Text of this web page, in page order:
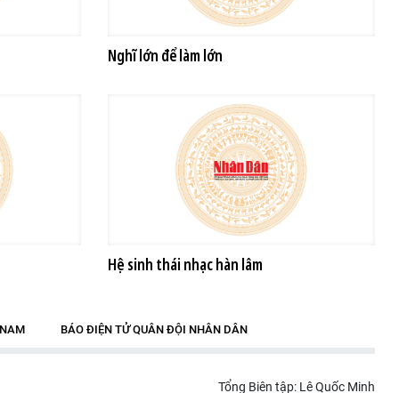
Nghĩ lớn để làm lớn
Hệ sinh thái nhạc hàn lâm
BÁO ĐIỆN TỬ QUÂN ĐỘI NHÂN DÂN
Tổng Biên tập: Lê Quốc Minh